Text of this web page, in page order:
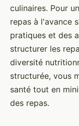
culinaires. Pour
repas à l'avance
pratiques et des
structurer les
diversité
structurée, vous
santé tout en
des repas.